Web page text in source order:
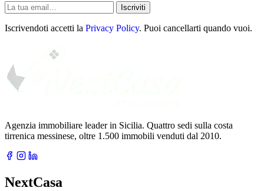
La
tua
email
Iscriviti
Iscrivendoti accetti la Privacy Policy. Puoi cancellarti quando vuoi.
Agenzia immobiliare leader in Sicilia. Quattro sedi sulla costa
tirrenica messinese, oltre 1.500 immobili venduti dal 2010.
NextCasa